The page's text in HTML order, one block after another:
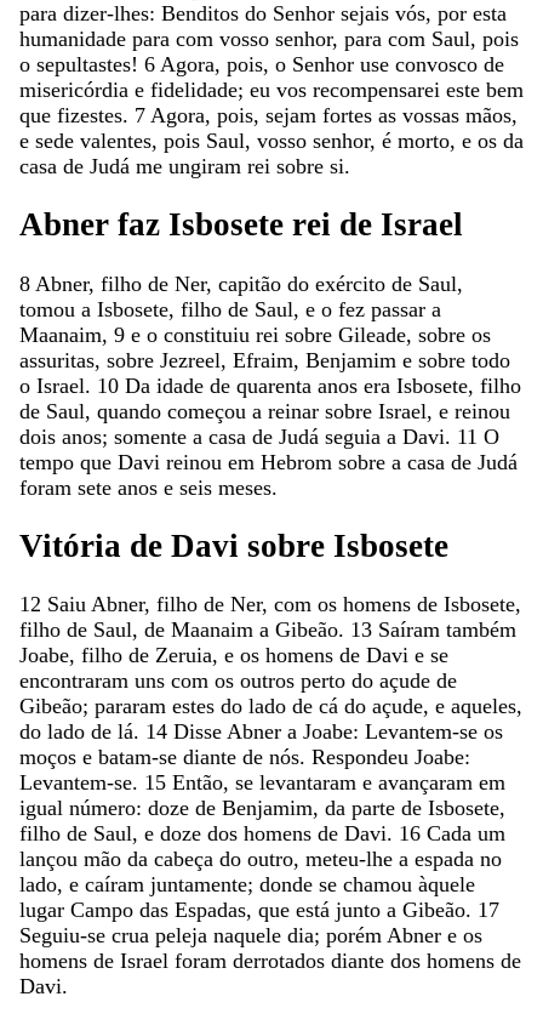
para dizer-lhes: Benditos do Senhor sejais vós, por esta
humanidade para com vosso senhor, para com Saul, pois
o sepultastes! 6 Agora, pois, o Senhor use convosco de
misericórdia e fidelidade; eu vos recompensarei este bem
que fizestes. 7 Agora, pois, sejam fortes as vossas mãos,
e sede valentes, pois Saul, vosso senhor, é morto, e os da
casa de Judá me ungiram rei sobre si.
Abner faz Isbosete rei de Israel
8 Abner, filho de Ner, capitão do exército de Saul,
tomou a Isbosete, filho de Saul, e o fez passar a
Maanaim, 9 e o constituiu rei sobre Gileade, sobre os
assuritas, sobre Jezreel, Efraim, Benjamim e sobre todo
o Israel. 10 Da idade de quarenta anos era Isbosete, filho
de Saul, quando começou a reinar sobre Israel, e reinou
dois anos; somente a casa de Judá seguia a Davi. 11 O
tempo que Davi reinou em Hebrom sobre a casa de Judá
foram sete anos e seis meses.
Vitória de Davi sobre Isbosete
12 Saiu Abner, filho de Ner, com os homens de Isbosete,
filho de Saul, de Maanaim a Gibeão. 13 Saíram também
Joabe, filho de Zeruia, e os homens de Davi e se
encontraram uns com os outros perto do açude de
Gibeão; pararam estes do lado de cá do açude, e aqueles,
do lado de lá. 14 Disse Abner a Joabe: Levantem-se os
moços e batam-se diante de nós. Respondeu Joabe:
Levantem-se. 15 Então, se levantaram e avançaram em
igual número: doze de Benjamim, da parte de Isbosete,
filho de Saul, e doze dos homens de Davi. 16 Cada um
lançou mão da cabeça do outro, meteu-lhe a espada no
lado, e caíram juntamente; donde se chamou àquele
lugar Campo das Espadas, que está junto a Gibeão. 17
Seguiu-se crua peleja naquele dia; porém Abner e os
homens de Israel foram derrotados diante dos homens de
Davi.